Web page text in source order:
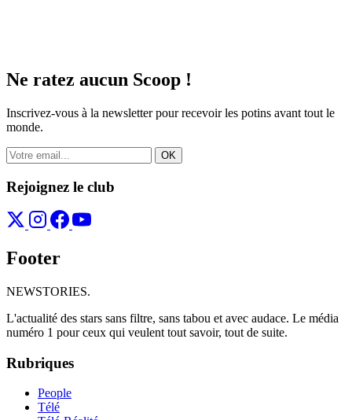
Ne ratez aucun Scoop !
Inscrivez-vous à la newsletter pour recevoir les potins avant tout le
monde.
OK
Rejoignez le club
Footer
NEWSTORIES.
L'actualité des stars sans filtre, sans tabou et avec audace. Le média
numéro 1 pour ceux qui veulent tout savoir, tout de suite.
Rubriques
People
Télé